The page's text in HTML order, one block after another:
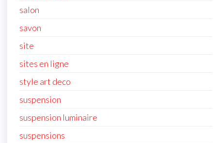
salon
savon
site
sites en ligne
style art deco
suspension
suspension luminaire
suspensions